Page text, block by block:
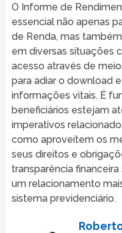
O Informe de
essencial não apenas
de Renda, mas
em diversas situações
acesso através de
para adiar o download
informações vitais. É
beneficiários estejam
imperativos
como aproveitem os
seus direitos e
transparência
um relacionamento
sistema previdenciário.